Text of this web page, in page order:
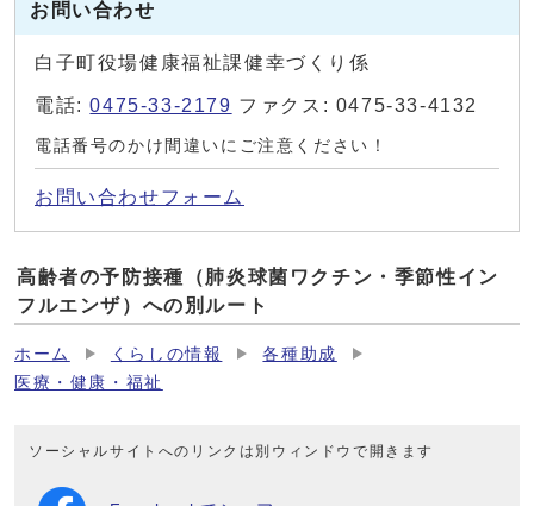
お問い合わせ
白子町役場健康福祉課健幸づくり係
電話:0475-33-2179 ファクス: 0475-33-4132
電話番号のかけ間違いにご注意ください！
お問い合わせフォーム
高齢者の予防接種（肺炎球菌ワクチン・季節性イン
フルエンザ）への別ルート
ホーム くらしの情報
各種助成
医療・健康・福祉
ソーシャルサイトへのリンクは別ウィンドウで開きます